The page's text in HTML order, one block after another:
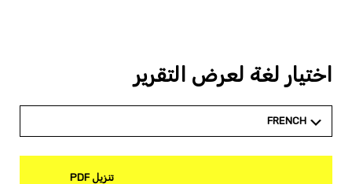
اختيار لغة لعرض التقرير
FRENCH
تنزيل PDF